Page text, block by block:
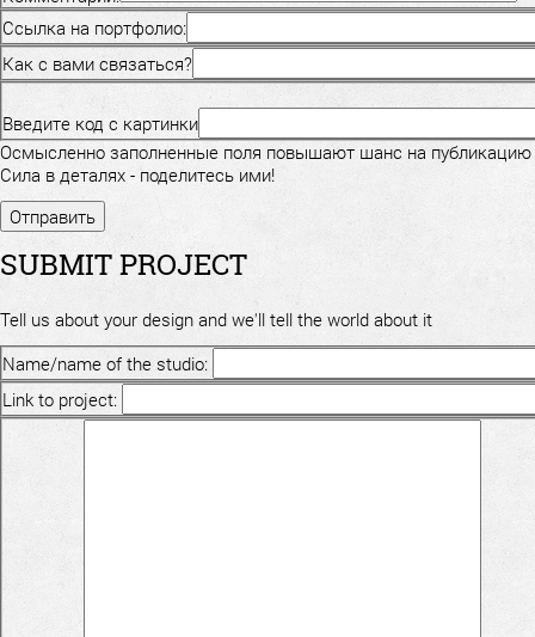
Ссылка на портфолио:
Как с вами связаться?
Введите код с картинки
Осмысленно заполненные поля повышают шанс на публикацию
Сила в деталях - поделитесь ими!
SUBMIT PROJECT
Tell us about your design and we'll tell the world about it
Name/name of the studio:
Link to project: